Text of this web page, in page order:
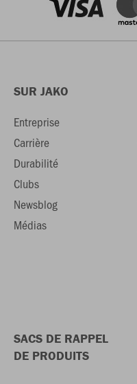
SUR JAKO
Entreprise
Carrière
Durabilité
Clubs
Newsblog
Médias
SACS DE RAPPEL
DE PRODUITS